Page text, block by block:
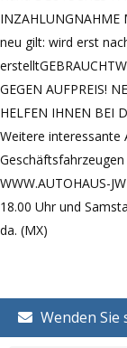
INZAHLUNGNAHME
neu gilt: wird erst
GEGEN AUFPREIS!
HELFEN IHNEN BEI
Weitere interessante
WWW.AUTOHAUS-
18.00 Uhr und
da. (MX)
Wenden